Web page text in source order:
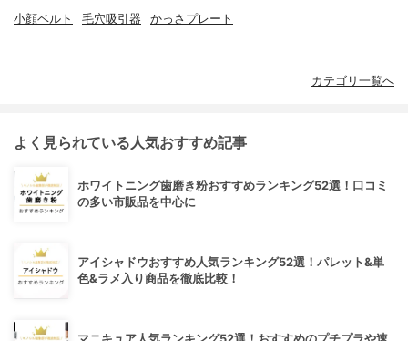
小顔ベルト 毛穴吸引器 かっさプレート
カテゴリ一覧へ
よく見られている人気おすすめ記事
ホワイトニング歯磨き粉おすすめランキング52選！口コミ
の多い市販品を中心に
アイシャドウおすすめ人気ランキング52選！パレット&単
色&ラメ入り商品を徹底比較！